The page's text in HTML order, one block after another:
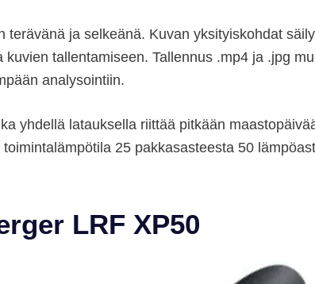
ja selkeänä. Kuvan yksityiskohdat
tallentamiseen. Tallennus .mp4 ja .jpg
analysointiin.
yhdellä latauksella riittää pitkään
25 pakkasasteesta 50
LRF XP50